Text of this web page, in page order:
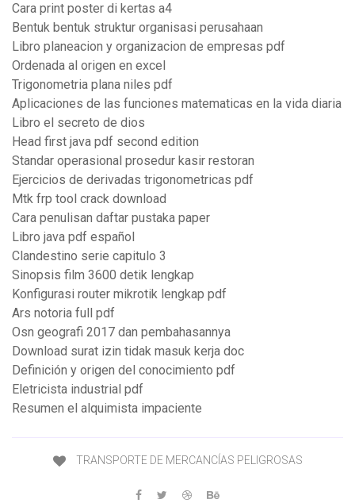
Cara print poster di kertas a4
Bentuk bentuk struktur organisasi perusahaan
Libro planeacion y organizacion de empresas pdf
Ordenada al origen en excel
Trigonometria plana niles pdf
Aplicaciones de las funciones matematicas en la vida diaria
Libro el secreto de dios
Head first java pdf second edition
Standar operasional prosedur kasir restoran
Ejercicios de derivadas trigonometricas pdf
Mtk frp tool crack download
Cara penulisan daftar pustaka paper
Libro java pdf español
Clandestino serie capitulo 3
Sinopsis film 3600 detik lengkap
Konfigurasi router mikrotik lengkap pdf
Ars notoria full pdf
Osn geografi 2017 dan pembahasannya
Download surat izin tidak masuk kerja doc
Definición y origen del conocimiento pdf
Eletricista industrial pdf
Resumen el alquimista impaciente
TRANSPORTE DE MERCANCÍAS PELIGROSAS